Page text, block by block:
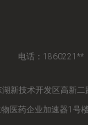
电话：1860221**
新技术开发区高新二
物医药企业加速器1号